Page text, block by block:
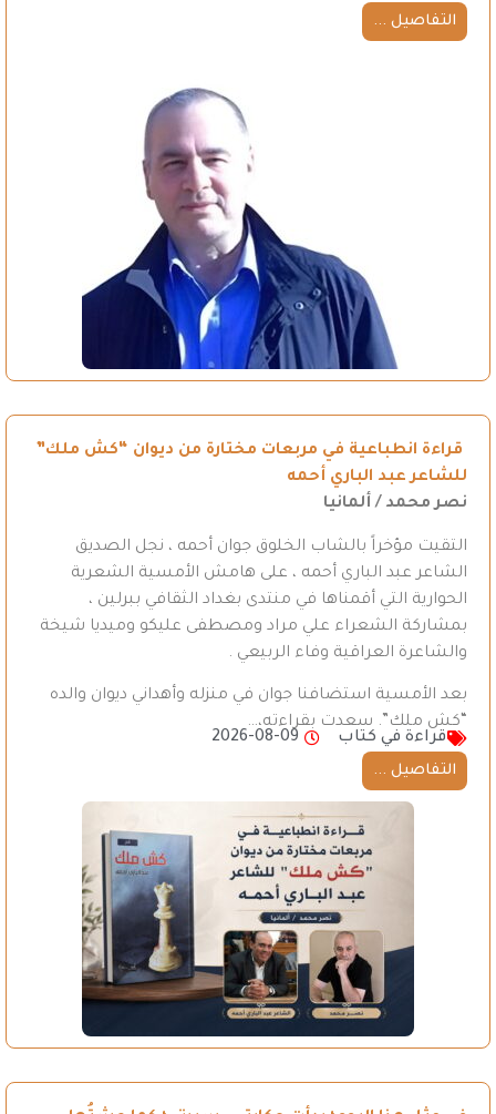
التفاصيل ...
قراءة انطباعية في مربعات مختارة من ديوان “كش ملك”
للشاعر عبد الباري أحمه
نصر محمد / ألمانيا
التقيت مؤخراً بالشاب الخلوق جوان أحمه ، نجل الصديق
الشاعر عبد الباري أحمه ، على هامش الأمسية الشعرية
الحوارية التي أقمناها في منتدى بغداد الثقافي ببرلين ،
بمشاركة الشعراء علي مراد ومصطفى عليكو وميديا شيخة
والشاعرة العراقية وفاء الربيعي .
بعد الأمسية استضافنا جوان في منزله وأهداني ديوان والده
“كش ملك”. سعدت بقراءته،…
قراءة في كتاب
2026-08-09
التفاصيل ...